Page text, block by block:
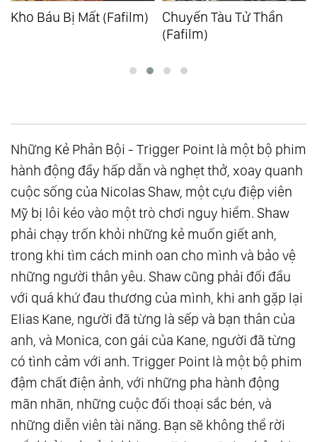
Kho Báu Bị Mất (Fafilm)
Chuyến Tàu Tử Thần
(Fafilm)
Những Kẻ Phản Bội - Trigger Point là một bộ phim
hành động đầy hấp dẫn và nghẹt thở, xoay quanh
cuộc sống của Nicolas Shaw, một cựu điệp viên
Mỹ bị lôi kéo vào một trò chơi nguy hiểm. Shaw
phải chạy trốn khỏi những kẻ muốn giết anh,
trong khi tìm cách minh oan cho mình và bảo vệ
những người thân yêu. Shaw cũng phải đối đầu
với quá khứ đau thương của mình, khi anh gặp lại
Elias Kane, người đã từng là sếp và bạn thân của
anh, và Monica, con gái của Kane, người đã từng
có tình cảm với anh. Trigger Point là một bộ phim
đậm chất điện ảnh, với những pha hành động
mãn nhãn, những cuộc đối thoại sắc bén, và
những diễn viên tài năng. Bạn sẽ không thể rời